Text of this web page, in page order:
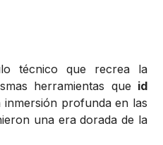
técnico que recrea la
herramientas que id
inmersión profunda en las
una era dorada de la